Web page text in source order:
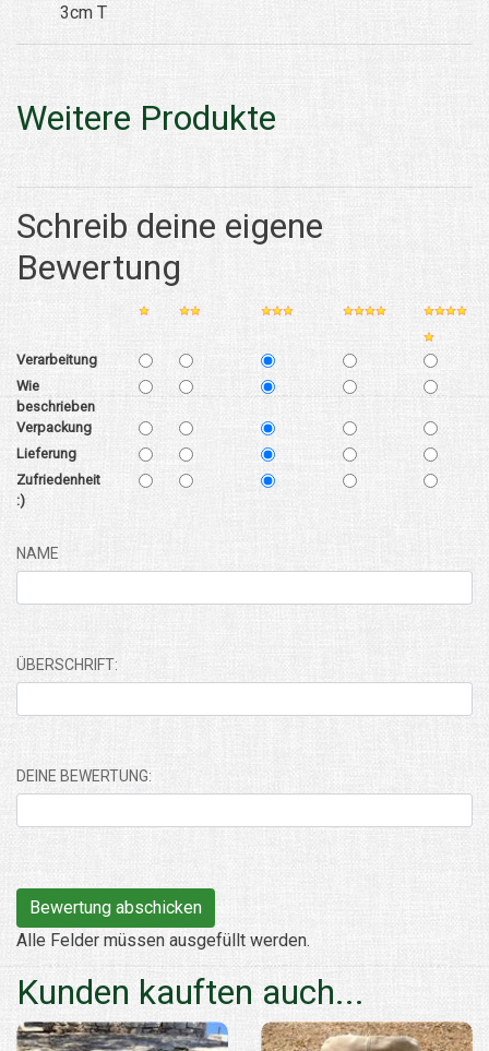
3cm T
Weitere Produkte
Schreib deine eigene
Bewertung
Verarbeitung
Wie
beschrieben
Verpackung
Lieferung
Zufriedenheit
:)
NAME
ÜBERSCHRIFT:
DEINE BEWERTUNG:
Alle Felder müssen ausgefüllt werden.
Kunden kauften auch...